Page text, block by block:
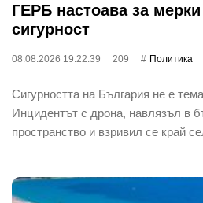
ГЕРБ настоава за
сигурност
08.08.2026 19:22:39 209 Политика
Сигурността на България не е
Инцидентът с дрона, навлязъл в
пространство и взривил се край